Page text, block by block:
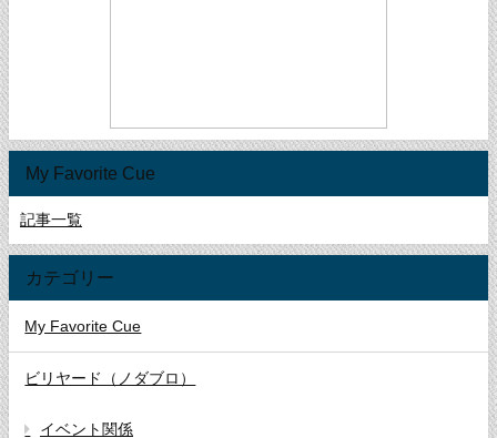
My Favorite Cue
記事一覧
カテゴリー
My Favorite Cue
ビリヤード（ノダブロ）
イベント関係